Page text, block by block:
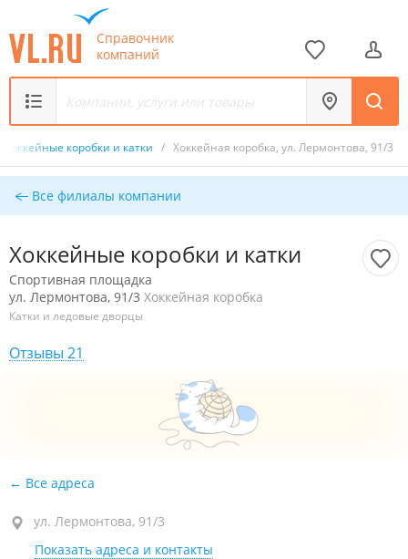
Справочник
компаний
Хоккейные коробки и катки / Хоккейная коробка, ул. Лермонтова, 91/3
Все филиалы компании
Хоккейные коробки и катки
Спортивная площадка
ул. Лермонтова, 91/3 Хоккейная коробка
Катки и ледовые дворцы
Отзывы 21
Все адреса
ул. Лермонтова, 91/3
Показать адреса и контакты